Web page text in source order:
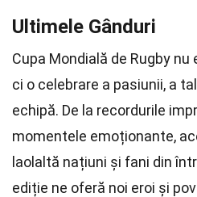
Ultimele Gânduri
Cupa Mondială de Rugby
ci o celebrare a pasiunii, a
echipă. De la recordurile
momentele emoționante,
laolaltă națiuni și fani din
ediție ne oferă noi eroi și